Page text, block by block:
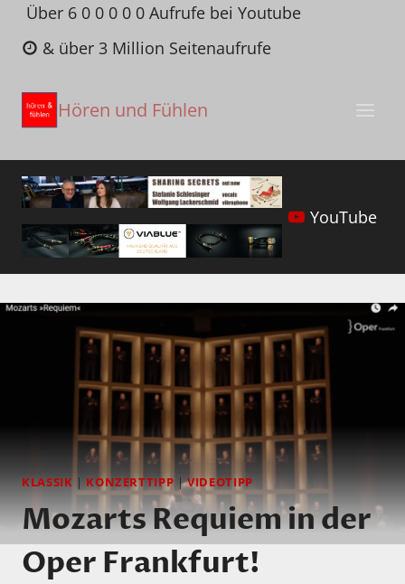
Zum
Inhalt
springen
Über 6 0 0 0 0 0 Aufrufe bei Youtube
& über 3 Million Seitenaufrufe
Hören und Fühlen
YouTube
KLASSIK |KONZERTTIPP |VIDEOTIPP
Mozarts Requiem in der
Oper Frankfurt!